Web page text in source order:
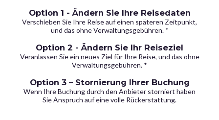
Option 1 - Ändern Sie Ihre Reisedaten
Verschieben Sie Ihre Reise auf einen späteren Zeitpunkt,
und das ohne Verwaltungsgebühren. *
Option 2 - Ändern Sie Ihr Reiseziel
Veranlassen Sie ein neues Ziel für Ihre Reise, und das ohne
Verwaltungsgebühren. *
Option 3 – Stornierung Ihrer Buchung
Wenn Ihre Buchung durch den Anbieter storniert haben
Sie Anspruch auf eine volle Rückerstattung.